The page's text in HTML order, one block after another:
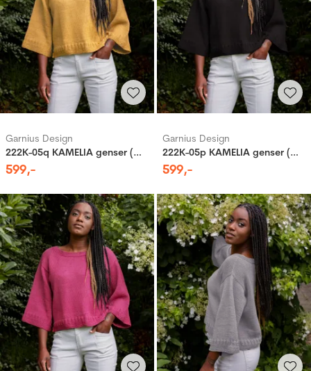
Garnius Design
222K-05q KAMELIA genser (Merinor)
599,-
Garnius Design
222K-05p KAMELIA genser (Merinor)
599,-